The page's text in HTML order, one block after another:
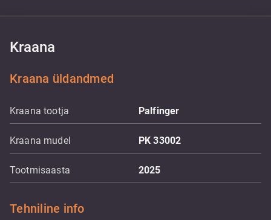
Kraana
Kraana üldandmed
Kraana tootja Palfinger
Kraana mudel PK 33002
Tootmisaasta 2025
Tehniline info